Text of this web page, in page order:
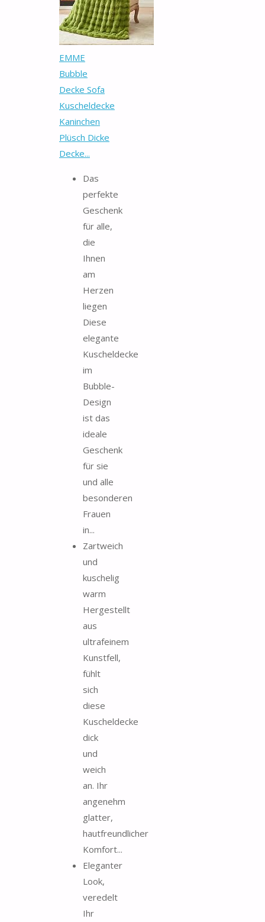
EMME
Bubble
Decke Sofa
Kuscheldecke
Kaninchen
Plüsch Dicke
Decke...
Das
perfekte
Geschenk
für alle,
die
Ihnen
am
Herzen
liegen
Diese
elegante
Kuscheldecke
im
Bubble-
Design
ist das
ideale
Geschenk
für sie
und alle
besonderen
Frauen
in...
Zartweich
und
kuschelig
warm
Hergestellt
aus
ultrafeinem
Kunstfell,
fühlt
sich
diese
Kuscheldecke
dick
und
weich
an. Ihr
angenehm
glatter,
hautfreundlicher
Komfort...
Eleganter
Look,
veredelt
Ihr